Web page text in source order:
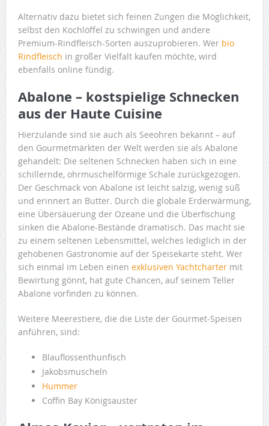
Alternativ dazu bietet sich feinen Zungen die Möglichkeit,
selbst den Kochlöffel zu schwingen und andere
Premium-Rindfleisch-Sorten auszuprobieren. Wer bio
Rindfleisch in großer Vielfalt kaufen möchte, wird
ebenfalls online fündig.
Abalone – kostspielige Schnecken
aus der Haute Cuisine
Hierzulande sind sie auch als Seeohren bekannt – auf
den Gourmetmärkten der Welt werden sie als Abalone
gehandelt: Die seltenen Schnecken haben sich in eine
schillernde, ohrmuschelförmige Schale zurückgezogen.
Der Geschmack von Abalone ist leicht salzig, wenig süß
und erinnert an Butter. Durch die globale Erderwärmung,
eine Übersäuerung der Ozeane und die Überfischung
sinken die Abalone-Bestände dramatisch. Das macht sie
zu einem seltenen Lebensmittel, welches lediglich in der
gehobenen Gastronomie auf der Speisekarte steht. Wer
sich einmal im Leben einen exklusiven Yachtchartermit
Bewirtung gönnt, hat gute Chancen, auf seinem Teller
Abalone vorfinden zu können.
Weitere Meerestiere, die die Liste der Gourmet-Speisen
anführen, sind:
Blauflossenthunfisch
Jakobsmuscheln
Hummer
Coffin Bay Königsauster